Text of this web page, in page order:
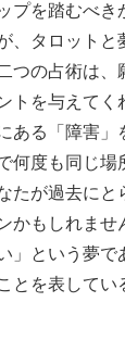
プを踏むべき
、タロットと
つの占術は、
トを与えてく
ある「障害」
何度も同じ場
たが過去にと
かもしれませ
」という夢で
とを表してい